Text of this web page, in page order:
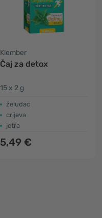
Klember
Čaj za detox
15 x 2 g
želudac
crijeva
jetra
5,49 €